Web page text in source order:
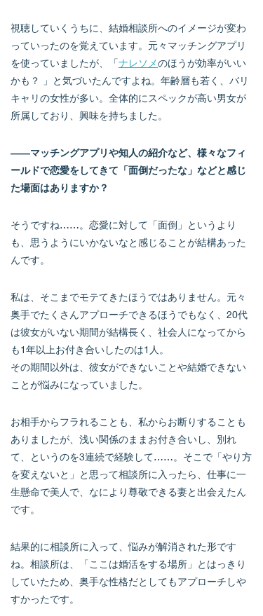
視聴していくうちに、結婚相談所へのイメージが変わ
っていったのを覚えています。元々マッチングアプリ
を使っていましたが、「ナレソメのほうが効率がいい
かも？ 」と気づいたんですよね。年齢層も若く、バリ
キャリの女性が多い。全体的にスペックが高い男女が
所属しており、興味を持ちました。
――マッチングアプリや知人の紹介など、様々なフィ
ールドで恋愛をしてきて「面倒だったな」などと感じ
た場面はありますか？
そうですね……。恋愛に対して「面倒」というより
も、思うようにいかないなと感じることが結構あった
んです。
私は、そこまでモテてきたほうではありません。元々
奥手でたくさんアプローチできるほうでもなく、20代
は彼女がいない期間が結構長く、社会人になってから
も1年以上お付き合いしたのは1人。
その期間以外は、彼女ができないことや結婚できない
ことが悩みになっていました。
お相手からフラれることも、私からお断りすることも
ありましたが、浅い関係のままお付き合いし、別れ
て、というのを3連続で経験して……。そこで「やり方
を変えないと」と思って相談所に入ったら、仕事に一
生懸命で美人で、なにより尊敬できる妻と出会えたん
です。
結果的に相談所に入って、悩みが解消された形です
ね。相談所は、「ここは婚活をする場所」とはっきり
していたため、奥手な性格だとしてもアプローチしや
すかったです。